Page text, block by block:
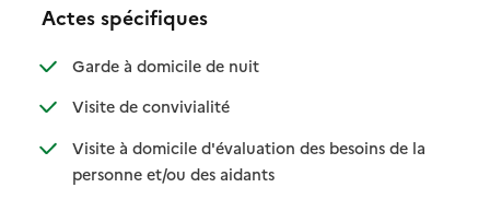
Actes spécifiques
Garde à domicile de nuit: disponible
: non disponible
Visite de convivialité: disponible
: non disponible
Visite à domicile d'évaluation des besoins de la
personne et/ou des aidants: disponible
: non disponible